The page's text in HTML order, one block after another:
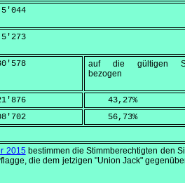
auf die gültigen
bezogen
    43,27
%
    56,73
%
2015bestimmen die Stimmberechtigten den
die dem jetzigen "Union Jack"